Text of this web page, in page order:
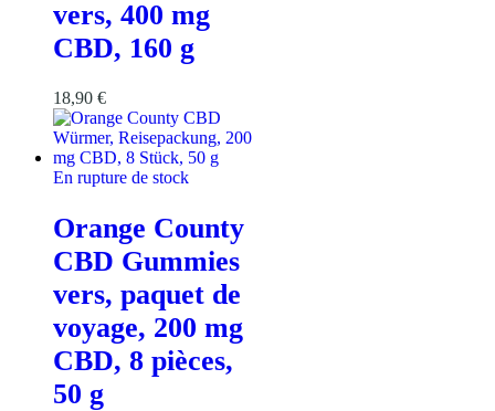
vers, 400 mg
CBD, 160 g
18,90 €
En rupture de stock
Orange County
CBD Gummies
vers, paquet de
voyage, 200 mg
CBD, 8 pièces,
50 g